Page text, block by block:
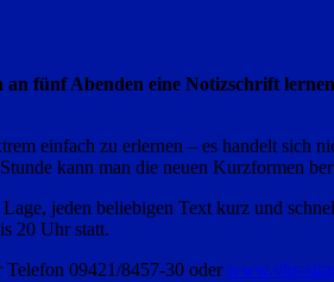
fünf Abenden eine Notizschrift
einfach zu erlernen – es handelt sich
kann man die neuen Kurzformen
jeden beliebigen Text kurz und
20 Uhr statt.
09421/8457-30 oderwww.vhs-